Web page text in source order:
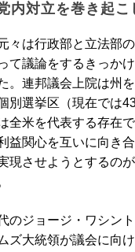
内対立を巻き起こ
々は行政部と立法部
て議論をするきっか
。連邦議会上院は州
別選挙区（現在では
全米を代表する存在
益関心を互いに向き
現させようとするの
のジョージ・ワシン
ズ大統領が議会に向